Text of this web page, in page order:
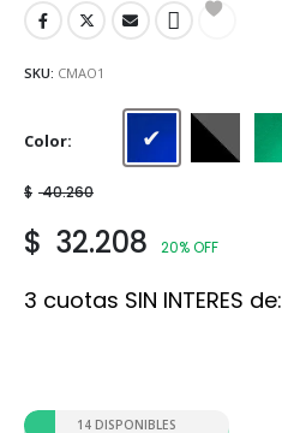
SKU: CMAO1
Color Azul OscuroGris Acero
$ 40.260
$ 32.208 20% OFF
3 cuotas SIN INTERES de:
14 DISPONIBLES